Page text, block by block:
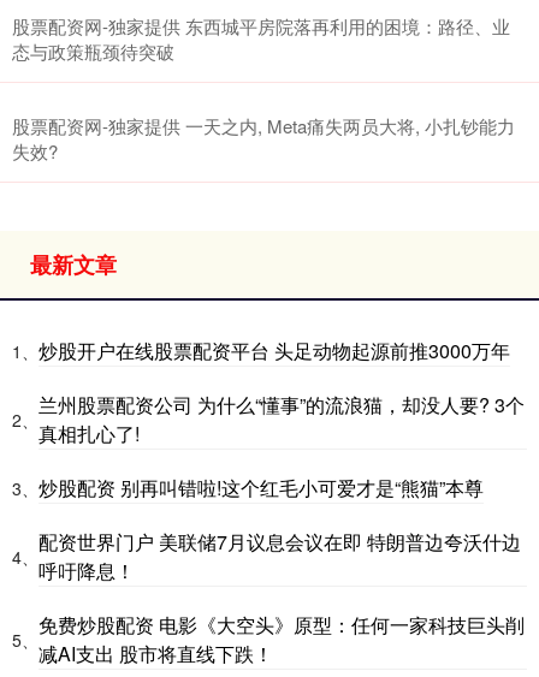
股票配资网-独家提供 东西城平房院落再利用的困境：路径、业
态与政策瓶颈待突破
股票配资网-独家提供 一天之内, Meta痛失两员大将, 小扎钞能力
失效?
最新文章
1、 炒股开户在线股票配资平台 头足动物起源前推3000万年
2、
兰州股票配资公司 为什么“懂事”的流浪猫，却没人要? 3个
真相扎心了!
3、 炒股配资 别再叫错啦!这个红毛小可爱才是“熊猫”本尊
4、
配资世界门户 美联储7月议息会议在即 特朗普边夸沃什边
呼吁降息！
5、
免费炒股配资 电影《大空头》原型：任何一家科技巨头削
减AI支出 股市将直线下跌！